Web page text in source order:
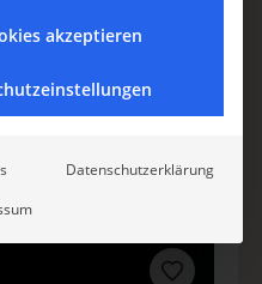
der Emilia Romagna.
akzeptieren
Datenschutzerklärung